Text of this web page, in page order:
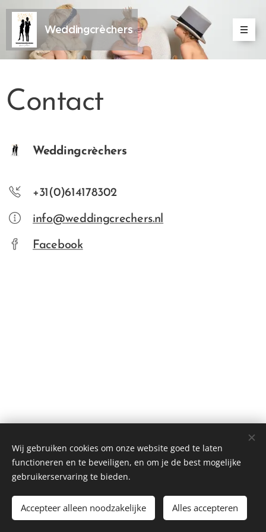
Weddingcrèchers
Contact
Weddingcrèchers
+31(0)614178302
info@weddingcrechers.nl
Facebook
©2018 weddingcrechers
Mogelijk gemaakt doorWebnode Cookies
Wij gebruiken cookies om onze website goed te laten
functioneren en te beveiligen, en om je de best mogelijke
gebruikerservaring te bieden.
Accepteer alleen noodzakelijke Alles accepteren